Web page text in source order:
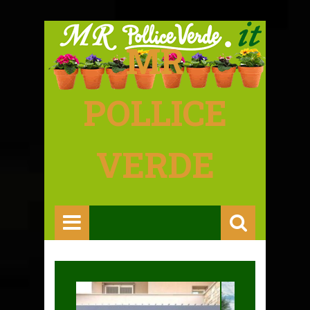
MR
POLLICE
VERDE